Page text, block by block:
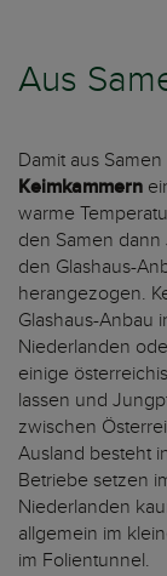
Aus
Damit aus
Keimkammern
warme
den Samen
den Glashaus-
herangezogen.
Glashaus-Anbau
Niederlanden
einige
lassen und
zwischen
Ausland besteht
Betriebe setzen
Niederlanden
allgemein im
im Folientunnel.